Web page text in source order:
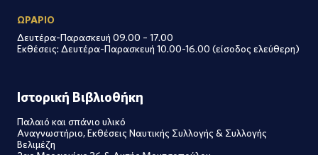
ΩΡΑΡΙΟ
Δευτέρα-Παρασκευή 09.00 – 17.00
Εκθέσεις: Δευτέρα-Παρασκευή 10.00-16.00 (είσοδος ελεύθερη)
Ιστορική Βιβλιοθήκη
Παλαιό και σπάνιο υλικό
Αναγνωστήριο, Εκθέσεις Ναυτικής Συλλογής & Συλλογής
Βελιμέζη